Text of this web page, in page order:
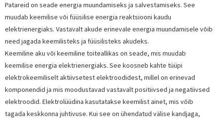
Patareid on seade energia muundamiseks ja salvestamiseks. See
muudab keemilise või füüsilise energia reaktsiooni kaudu
elektrienergiaks. Vastavalt akude erinevale energia muundamisele võib
need jagada keemilisteks ja füüsilisteks akudeks.
Keemiline aku või keemiline toiteallikas on seade, mis muudab
keemilise energia elektrienergiaks. See koosneb kahte tüüpi
elektrokeemiliselt aktiivsetest elektroodidest, millel on erinevad
komponendid ja mis moodustavad vastavalt positiivsed ja negatiivsed
elektroodid. Elektrolüüdina kasutatakse keemilist ainet, mis võib
tagada keskkonna juhtivuse. Kui see on ühendatud välise kandjaga,